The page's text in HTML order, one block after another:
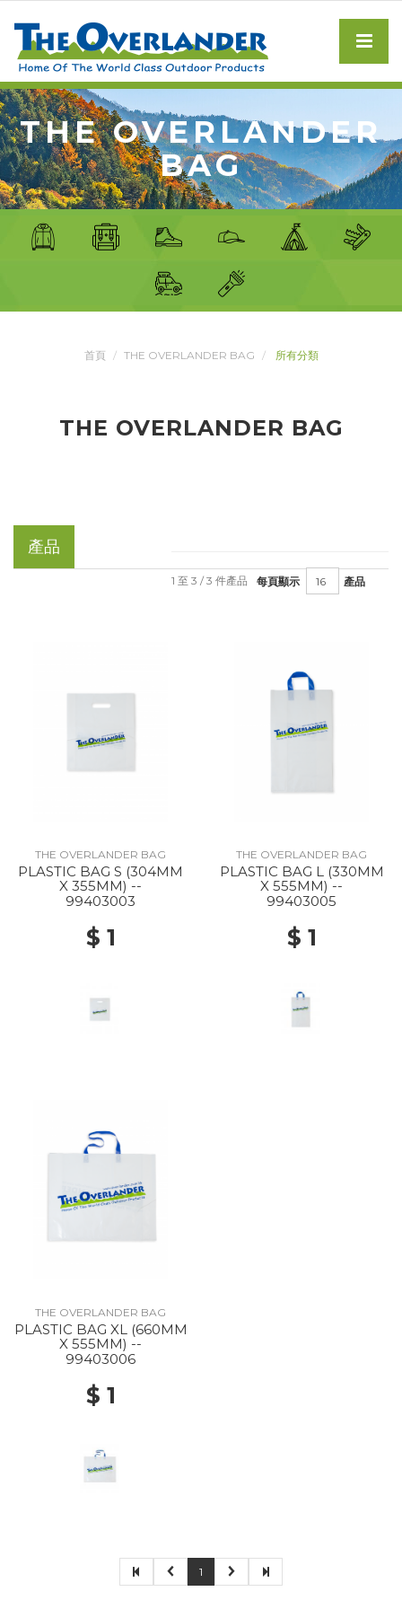
THE OVERLANDER
BAG
首頁 THE OVERLANDER BAG 所有分類
THE OVERLANDER BAG
產品
每頁顯示 產品
1 至 3 / 3 件產品
THE OVERLANDER BAG
PLASTIC BAG S (304MM
X 355MM) --
99403003
$ 1
THE OVERLANDER BAG
PLASTIC BAG L (330MM
X 555MM) --
99403005
$ 1
THE OVERLANDER BAG
PLASTIC BAG XL (660MM
X 555MM) --
99403006
$ 1
1